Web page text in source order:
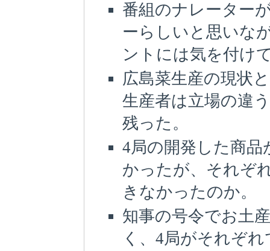
番組のナレーター
ーらしいと思いな
ントには気を付け
広島菜生産の現状
生産者は立場の違
残った。
4局の開発した商
かったが、それぞ
きなかったのか。
知事の号令でお土
く、4局がそれぞ